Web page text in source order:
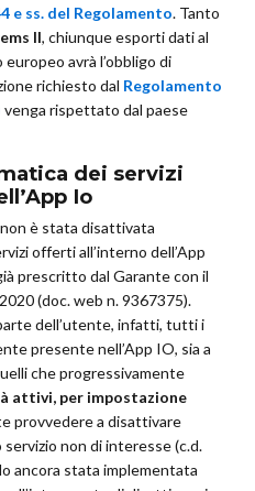
e ss. del Regolamento. Tanto
II, chiunque esporti dati al
avrà l’obbligo di
richiesto dal Regolamento
venga rispettato dal paese
dei servizi
Io
è stata disattivata
offerti all’interno dell’App
prescritto dal Garante con il
(doc. web n. 9367375).
dell’utente, infatti, tutti i
presente nell’App IO, sia a
che progressivamente
attivi, per impostazione
provvedere a disattivare
non di interesse (c.d.
ancora stata implementata